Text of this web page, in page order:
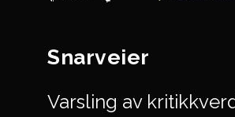
Snarveier
Varsling av